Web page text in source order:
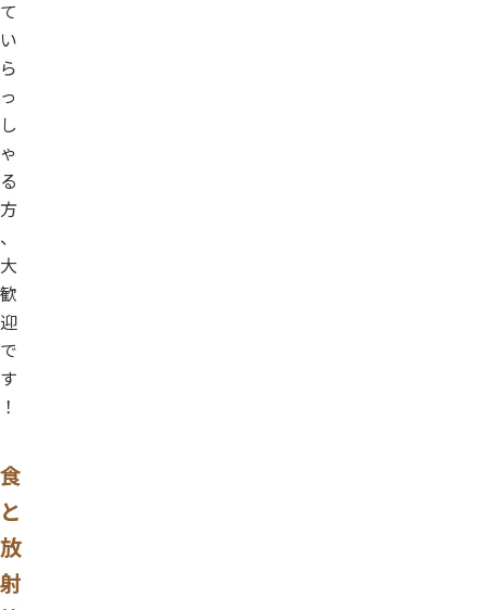
て
い
ら
っ
し
ゃ
る
方
、
大
歓
迎
で
す
！
食
と
放
射